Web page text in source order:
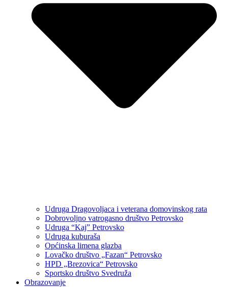
Udruga Dragovoljaca i veterana domovinskog rata
Dobrovoljno vatrogasno društvo Petrovsko
Udruga “Kaj” Petrovsko
Udruga kuburaša
Općinska limena glazba
Lovačko društvo „Fazan“ Petrovsko
HPD „Brezovica“ Petrovsko
Sportsko društvo Svedruža
Obrazovanje